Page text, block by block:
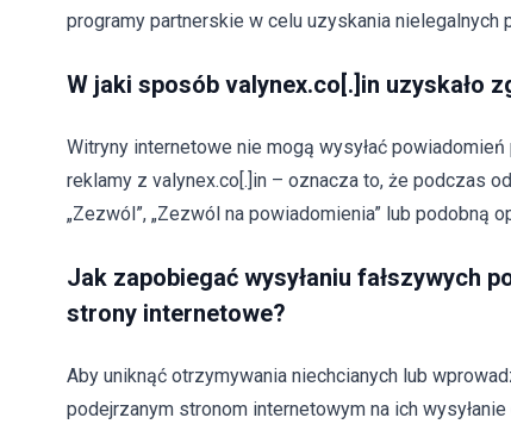
programy partnerskie w celu uzyskania nielegalnych
W jaki sposób valynex.co[.]in uzyskało
Witryny internetowe nie mogą wysyłać
reklamy z valynex.co[.]in – oznacza to, że podczas
„Zezwól”, „Zezwól na powiadomienia” lub podobną
Jak zapobiegać wysyłaniu fałszywych
strony internetowe?
Aby uniknąć otrzymywania niechcianych lub
podejrzanym stronom internetowym na ich